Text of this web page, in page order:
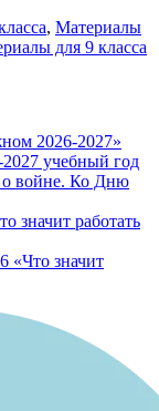
, Материалы
для 9 класса
2026-2027»
учебный год
о войне. Ко Дню
значит работать
«Что значит